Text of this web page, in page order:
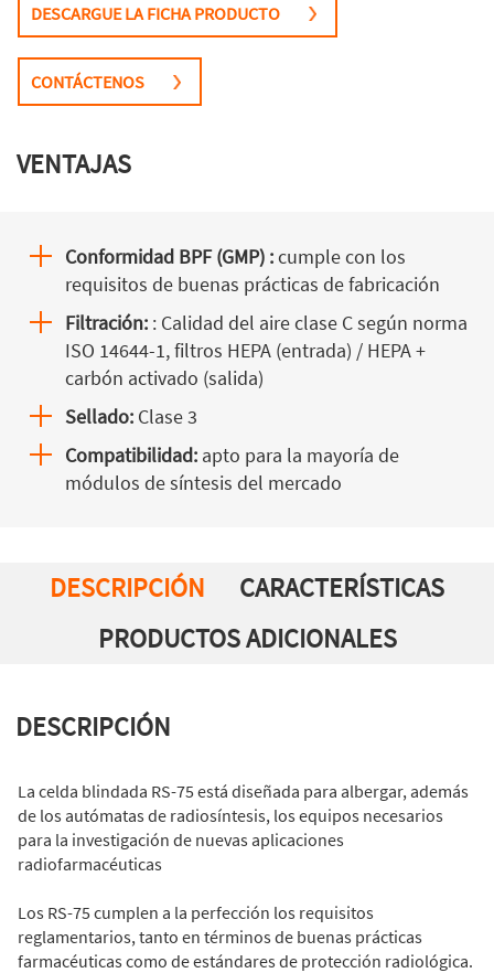
DESCARGUE LA FICHA PRODUCTO
CONTÁCTENOS
VENTAJAS
Conformidad BPF (GMP) :cumple con los
requisitos de buenas prácticas de fabricación
Filtración: : Calidad del aire clase C según norma
ISO 14644-1, filtros HEPA (entrada) / HEPA +
carbón activado (salida)
Sellado: Clase 3
Compatibilidad: apto para la mayoría de
módulos de síntesis del mercado
DESCRIPCIÓN
CARACTERÍSTICAS
PRODUCTOS ADICIONALES
DESCRIPCIÓN
La celda blindada RS-75 está diseñada para albergar, además
de los autómatas de radiosíntesis, los equipos necesarios
para la investigación de nuevas aplicaciones
radiofarmacéuticas
Los RS-75 cumplen a la perfección los requisitos
reglamentarios, tanto en términos de buenas prácticas
farmacéuticas como de estándares de protección radiológica.